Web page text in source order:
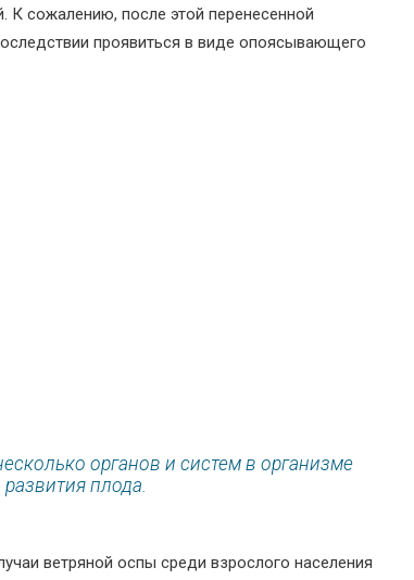
сожалению, после этой перенесенной
проявиться в виде опоясывающего
органов и систем в организме
плода.
ветряной оспы среди взрослого населения